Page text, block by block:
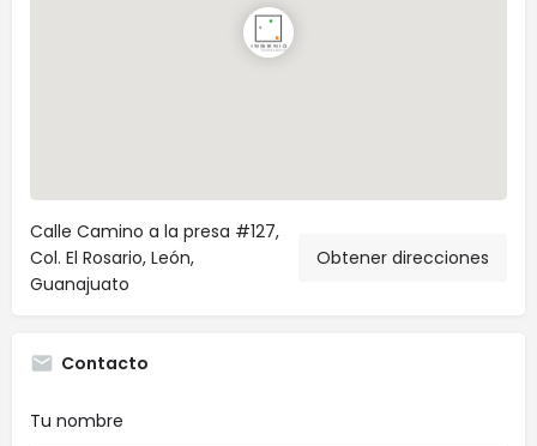
Calle Camino a la presa #127,
Col. El Rosario, León,
Guanajuato
Obtener direcciones
Contacto